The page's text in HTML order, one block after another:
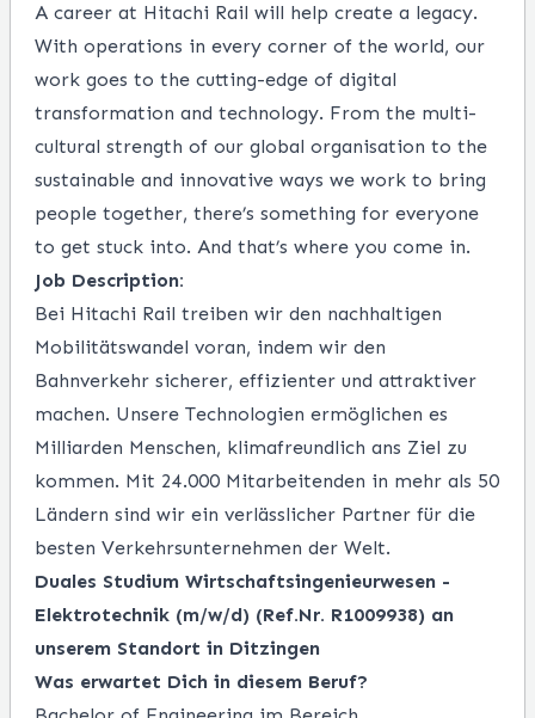
A career at Hitachi Rail will help create a legacy.
With operations in every corner of the world, our
work goes to the cutting-edge of digital
transformation and technology. From the multi-
cultural strength of our global organisation to the
sustainable and innovative ways we work to bring
people together, there’s something for everyone
to get stuck into. And that’s where you come in.
Job Description:
Bei Hitachi Rail treiben wir den nachhaltigen
Mobilitätswandel voran, indem wir den
Bahnverkehr sicherer, effizienter und attraktiver
machen. Unsere Technologien ermöglichen es
Milliarden Menschen, klimafreundlich ans Ziel zu
kommen. Mit 24.000 Mitarbeitenden in mehr als 50
Ländern sind wir ein verlässlicher Partner für die
besten Verkehrsunternehmen der Welt.
Duales Studium Wirtschaftsingenieurwesen -
Elektrotechnik (m/w/d) (Ref.Nr. R1009938) an
unserem Standort in Ditzingen
Was erwartet Dich in diesem Beruf?